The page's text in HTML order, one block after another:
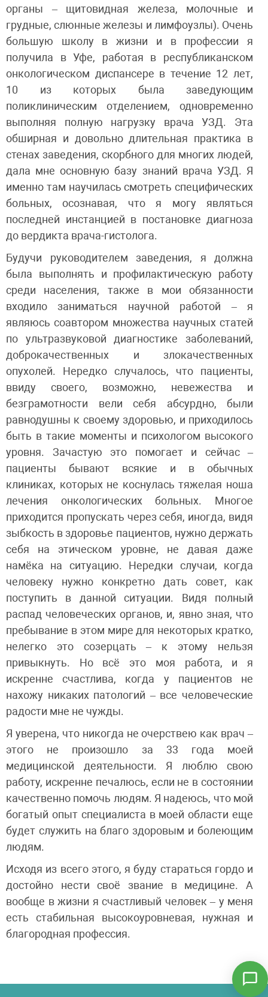
органы – щитовидная железа, молочные и
грудные, слюнные железы и лимфоузлы). Очень
большую школу в жизни и в профессии я
получила в Уфе, работая в республиканском
онкологическом диспансере в течение 12 лет,
10 из которых была заведующим
поликлиническим отделением, одновременно
выполняя полную нагрузку врача УЗД. Эта
обширная и довольно длительная практика в
стенах заведения, скорбного для многих людей,
дала мне основную базу знаний врача УЗД. Я
именно там научилась смотреть специфических
больных, осознавая, что я могу являться
последней инстанцией в постановке диагноза
до вердикта врача-гистолога.
Будучи руководителем заведения, я должна
была выполнять и профилактическую работу
среди населения, также в мои обязанности
входило заниматься научной работой – я
являюсь соавтором множества научных статей
по ультразвуковой диагностике заболеваний,
доброкачественных и злокачественных
опухолей. Нередко случалось, что пациенты,
ввиду своего, возможно, невежества и
безграмотности вели себя абсурдно, были
равнодушны к своему здоровью, и приходилось
быть в такие моменты и психологом высокого
уровня. Зачастую это помогает и сейчас –
пациенты бывают всякие и в обычных
клиниках, которых не коснулась тяжелая ноша
лечения онкологических больных. Многое
приходится пропускать через себя, иногда, видя
зыбкость в здоровье пациентов, нужно держать
себя на этическом уровне, не давая даже
намёка на ситуацию. Нередки случаи, когда
человеку нужно конкретно дать совет, как
поступить в данной ситуации. Видя полный
распад человеческих органов, и, явно зная, что
пребывание в этом мире для некоторых кратко,
нелегко это созерцать – к этому нельзя
привыкнуть. Но всё это моя работа, и я
искренне счастлива, когда у пациентов не
нахожу никаких патологий – все человеческие
радости мне не чужды.
Я уверена, что никогда не очерствею как врач –
этого не произошло за 33 года моей
медицинской деятельности. Я люблю свою
работу, искренне печалюсь, если не в состоянии
качественно помочь людям. Я надеюсь, что мой
богатый опыт специалиста в моей области еще
будет служить на благо здоровым и болеющим
людям.
Исходя из всего этого, я буду стараться гордо и
достойно нести своё звание в медицине. А
вообще в жизни я счастливый человек – у меня
есть стабильная высокоуровневая, нужная и
благородная профессия.